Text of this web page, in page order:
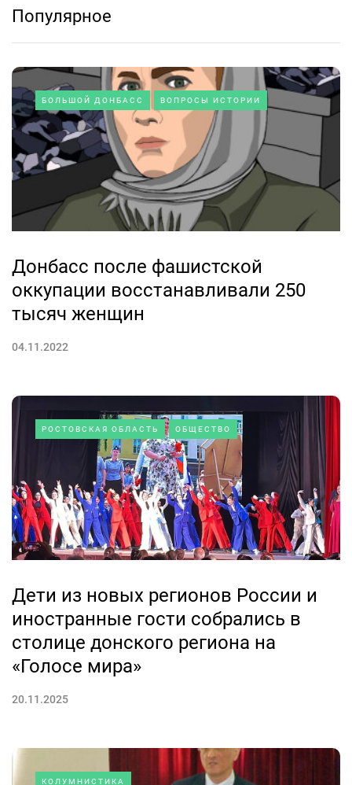
Популярное
БОЛЬШОЙ ДОНБАСС ВОПРОСЫ ИСТОРИИ
Донбасс после фашистской
оккупации восстанавливали 250
тысяч женщин
04.11.2022
РОСТОВСКАЯ ОБЛАСТЬ ОБЩЕСТВО
Дети из новых регионов России и
иностранные гости собрались в
столице донского региона на
«Голосе мира»
20.11.2025
КОЛУМНИСТИКА